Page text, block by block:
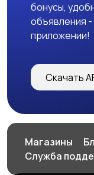
бонусы,
объявления
приложении!
Скачать
Магазины
Служба